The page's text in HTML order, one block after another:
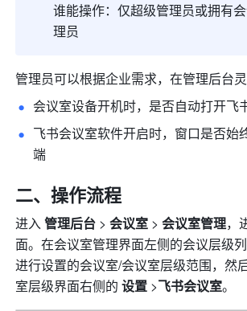
谁能操作：仅超级管理员或拥有
理员
管理员可以根据企业需求，在管理后台灵
会议室设备开机时，是否自动打开飞
飞书会议室软件开启时，窗口是否始
端
二、操作流程
进入 管理后台 > 会议室 > 会议室管理，
面。在会议室管理界面左侧的会议层级
进行设置的会议室/会议室层级范围，然
室层级界面右侧的 设置 >飞书会议室。